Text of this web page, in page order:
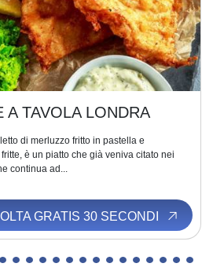
A TAVOLA LONDRA
di merluzzo fritto in pastella e
è un piatto che già veniva citato nei
continua ad...
GRATIS 30 SECONDI